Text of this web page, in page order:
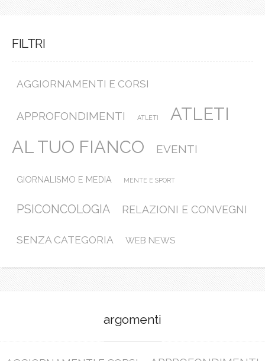
FILTRI
AGGIORNAMENTI E CORSI
APPROFONDIMENTI ATLETI
ATLETI
AL TUO FIANCO
EVENTI
GIORNALISMO E MEDIA MENTE E SPORT
PSICONCOLOGIA RELAZIONI E CONVEGNI
SENZA CATEGORIA WEB NEWS
argomenti